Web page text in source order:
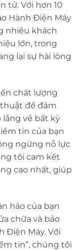
tử. Với hơn 10
Hành Điện Máy
nhiều khách
lớn, trong
lại sự hài lòng
chất lượng
để đảm
lắng về bất kỳ
tin của bạn
ngừng nỗ lực
tôi cam kết
cao nhất, giúp
hảo của bạn
chữa và bảo
Điện Máy. Với
tin”, chúng tôi